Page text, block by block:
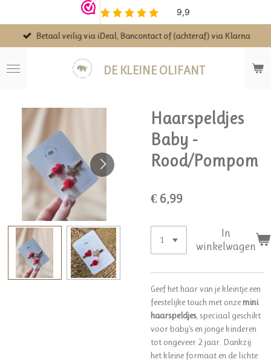
direct
naar
hoofdinhoud
DE KLEINE OLIFANT
Betaal veilig via iDeal, Bancontact of (achteraf) via Klarna
Haarspeldjes
Baby -
Rood/Pompom
€ 6,99
In
winkelwagen
Geef het haar van je kleintje een
feestelijke touch met onze mini
haarspeldjes, speciaal geschikt
voor baby’s en jonge kinderen
tot ongeveer 2 jaar. Dankzij
het kleine formaat en de lichte